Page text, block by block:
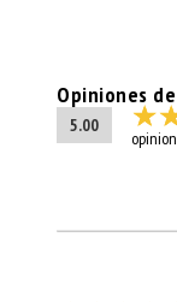
Opiniones
5.00